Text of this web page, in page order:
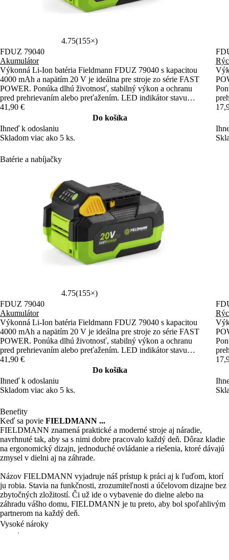
4.75(155×)
FDUZ 79040
Akumulátor
Výkonná Li-Ion batéria Fieldmann FDUZ 79040 s kapacitou
4000 mAh a napätím 20 V je ideálna pre stroje zo série FAST
POWER. Ponúka dlhú životnosť, stabilný výkon a ochranu
pred prehrievaním alebo preťažením. LED indikátor stavu
nabitia zabezpečuje jednoduchú kontrolu.
41,90 €
Do košíka
Ihneď k odoslaniu
Skladom viac ako 5 ks.
Batérie a nabíjačky
4.75(155×)
FDUZ 79040
Akumulátor
Výkonná Li-Ion batéria Fieldmann FDUZ 79040 s kapacitou
4000 mAh a napätím 20 V je ideálna pre stroje zo série FAST
POWER. Ponúka dlhú životnosť, stabilný výkon a ochranu
pred prehrievaním alebo preťažením. LED indikátor stavu
nabitia zabezpečuje jednoduchú kontrolu.
41,90 €
Do košíka
Ihneď k odoslaniu
Skladom viac ako 5 ks.
Benefity
Keď sa povie FIELDMANN ...
FIELDMANN znamená praktické a moderné stroje aj náradie,
navrhnuté tak, aby sa s nimi dobre pracovalo každý deň. Dôraz kladie
na ergonomický dizajn, jednoduché ovládanie a riešenia, ktoré dávajú
zmysel v dielni aj na záhrade.
Názov FIELDMANN vyjadruje náš prístup k práci aj k ľuďom, ktorí
ju robia. Stavia na funkčnosti, zrozumiteľnosti a účelovom dizajne bez
zbytočných zložitostí. Či už ide o vybavenie do dielne alebo na
záhradu vášho domu, FIELDMANN je tu preto, aby bol spoľahlivým
partnerom na každý deň.
Vysoké nároky
1 batéria 40 strojov